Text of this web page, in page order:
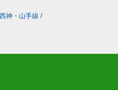
神・山手線 /